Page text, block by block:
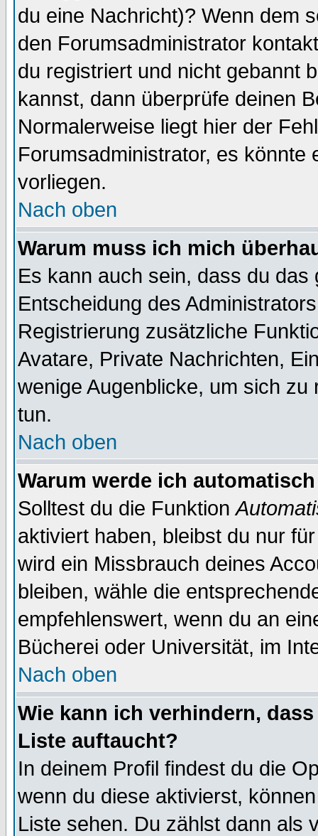
du eine Nachricht)? Wenn dem
den Forumsadministrator
du registriert und nicht gebannt
kannst, dann überprüfe deinen
Normalerweise liegt hier der
Forumsadministrator, es könnte
vorliegen.
Nach oben
Warum muss ich mich
Es kann auch sein, dass du
Entscheidung des
Registrierung zusätzliche
Avatare, Private Nachrichten,
wenige Augenblicke, um sich
tun.
Nach oben
Warum werde ich
Solltest du die Funktion
aktiviert haben, bleibst du nur
wird ein Missbrauch deines
bleiben, wähle die
empfehlenswert, wenn du an
Bücherei oder Universität, im
Nach oben
Wie kann ich verhindern,
Liste auftaucht?
In deinem Profil findest du die
wenn du diese aktivierst,
Liste sehen. Du zählst dann als